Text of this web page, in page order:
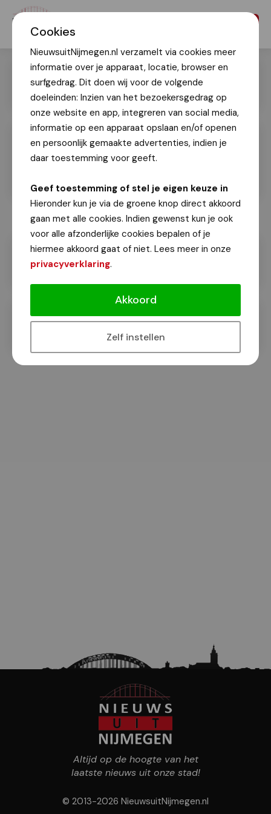
Cookies
NieuwsuitNijmegen.nl verzamelt via cookies meer
informatie over je apparaat, locatie, browser en
surfgedrag. Dit doen wij voor de volgende
doeleinden: Inzien van het bezoekersgedrag op
onze website en app, integreren van social media,
informatie op een apparaat opslaan en/of openen
en persoonlijk gemaakte advertenties, indien je
daar toestemming voor geeft.
Geef toestemming of stel je eigen keuze in
Hieronder kun je via de groene knop direct akkoord
gaan met alle cookies. Indien gewenst kun je ook
voor alle afzonderlijke cookies bepalen of je
hiermee akkoord gaat of niet. Lees meer in onze
privacyverklaring.
Akkoord
Zelf instellen
Privacyverklaring
Advertenties
Altijd op de hoogte van het
laatste nieuws uit onze stad!
© 2013-2026 NieuwsuitNijmegen.nl